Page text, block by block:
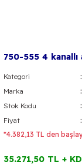
750-555 4 kanallı
Kategori
Marka
Stok Kodu
Fiyat
*4.382,13 TL den
35.271,50 TL +